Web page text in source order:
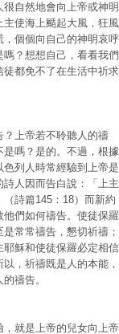
自然地會向上帝或神明
使海上颳起大風，狂風
，個個向自己的神明哀呼
？想想自己，看看我們
都免不了在生活中祈求
上帝若不聆聽人的禱
嗎？是的。不過，根據
列人時常經驗到上帝是
人因而告白說：「上主
詩篇145：18）而新約
們如何禱告。使徒保羅
常常禱告，懇切祈禱；
穌和使徒保羅必定相信
，祈禱既是人的本能，
禱告。
就是上帝的兒女向上帝